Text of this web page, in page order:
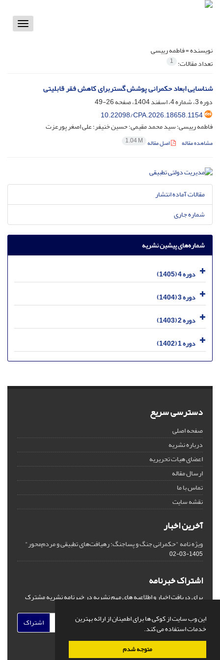
این وب سایت از کوکی ها برای اطمینان از ارائه بهترین
خدمات استفاده می کند.
متوجه شدم
Toggle
نویسنده =فاطمه رییسی
تعداد مقالات: 1
شناسایی ابعاد حکمرانی پوشش گستربرای کاهش فقر قابلیتی
دوره 3، شماره 4، اسفند 1404، صفحه
26-49
10.22098/CPA.2026.18658.1154
فاطمه رییسی؛ سید محمد مقیمی؛ حسین خنیفر؛ علی اصغر پورعزت
مشاهده مقاله اصل مقاله 1.04 M
مقالات آماده انتشار
شماره جاری
شماره‌های پیشین نشریه
دوره 4 (1405)
دوره 3 (1404)
دوره 2 (1403)
دوره 1 (1402)
دسترسی سریع
صفحه اصلی
درباره نشریه
اعضای هیات تحریریه
ارسال مقاله
تماس با ما
نقشه سایت
آخرین اخبار
ویژه نامه "حکمرانی جنگ و پساجنگ: رهیافت‌های تطبیقی و مردم‌محور"
1405-03-02
اشتراک خبرنامه
برای دریافت اخبار و اطلاعیه های مهم نشریه در خبرنامه نشریه مشترک
اشتراک